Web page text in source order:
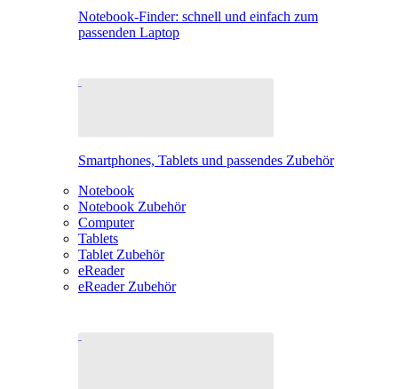
Notebook-Finder: schnell und einfach zum
passenden Laptop
Smartphones, Tablets und passendes Zubehör
Notebook
Notebook Zubehör
Computer
Tablets
Tablet Zubehör
eReader
eReader Zubehör